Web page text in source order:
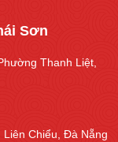
Sơn
Thanh Liệt,
Chiểu, Đà Nẵng